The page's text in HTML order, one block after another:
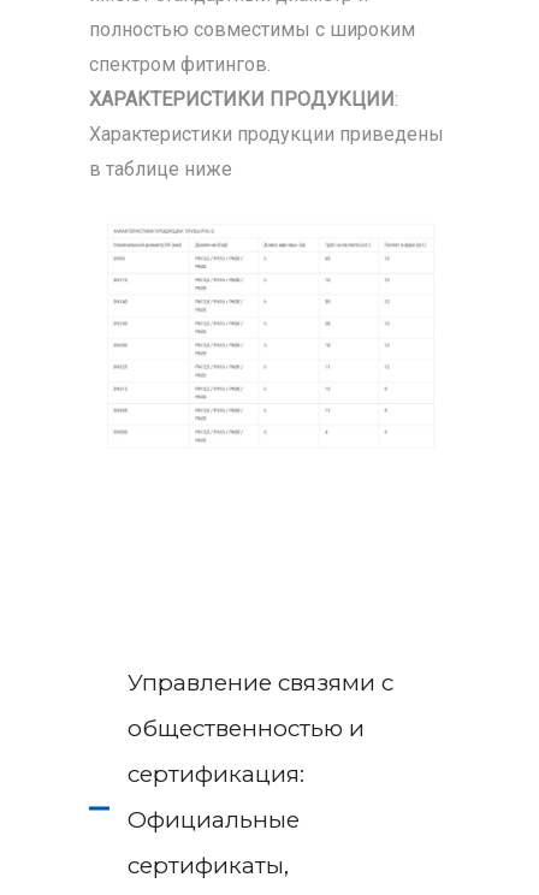
полностью совместимы с широким
спектром фитингов.
ХАРАКТЕРИСТИКИ ПРОДУКЦИИ:
Характеристики продукции приведены
в таблице ниже
Управление связями с
общественностью и
сертификация:
Официальные
сертификаты,